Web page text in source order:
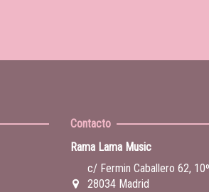
Contacto
Rama Lama Music
c/ Fermin Caballero 62,
28034 Madrid